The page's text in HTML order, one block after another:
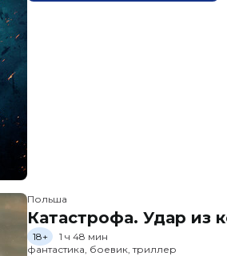
Польша
Катастрофа. Удар из
18+
1 ч 48 мин
фантастика, боевик, триллер